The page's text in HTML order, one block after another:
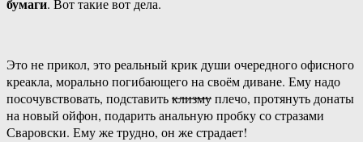
бумаги. Вот такие вот дела.
Это не прикол, это реальный крик души очередного офисного
креакла, морально погибающего на своём диване. Ему надо
посочувствовать, подставитьклизмуплечо, протянуть донаты
на новый ойфон, подарить анальную пробку со стразами
Сваровски. Ему же трудно, он же страдает!